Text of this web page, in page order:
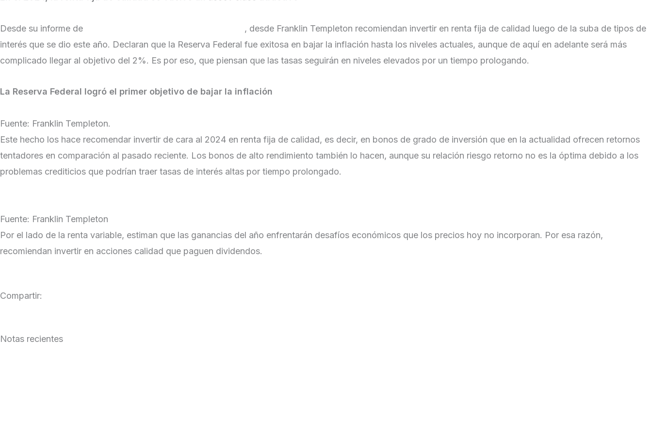
Desde su informe de
, desde Franklin Templeton recomiendan invertir en renta fija de calidad luego de la suba de tipos de
interés que se dio este año. Declaran que la Reserva Federal fue exitosa en bajar la inflación hasta los niveles actuales, aunque de aquí en adelante será más
complicado llegar al objetivo del 2%. Es por eso, que piensan que las tasas seguirán en niveles elevados por un tiempo prologando.
La Reserva Federal logró el primer objetivo de bajar la inflación
Fuente: Franklin Templeton.
Este hecho los hace recomendar invertir de cara al 2024 en renta fija de calidad, es decir, en bonos de grado de inversión que en la actualidad ofrecen retornos
tentadores en comparación al pasado reciente. Los bonos de alto rendimiento también lo hacen, aunque su relación riesgo retorno no es la óptima debido a los
problemas crediticios que podrían traer tasas de interés altas por tiempo prolongado.
Fuente: Franklin Templeton
Por el lado de la renta variable, estiman que las ganancias del año enfrentarán desafíos económicos que los precios hoy no incorporan. Por esa razón,
recomiendan invertir en acciones calidad que paguen dividendos.
Compartir:
Notas recientes